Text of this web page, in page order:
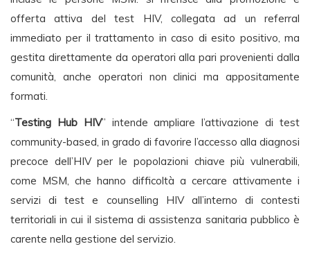
offerta attiva del test HIV, collegata ad un referral
immediato per il trattamento in caso di esito positivo, ma
gestita direttamente da operatori alla pari provenienti dalla
comunità, anche operatori non clinici ma appositamente
formati.
“Testing Hub HIV” intende ampliare l’attivazione di test
community-based, in grado di favorire l’accesso alla diagnosi
precoce dell’HIV per le popolazioni chiave più vulnerabili,
come MSM, che hanno difficoltà a cercare attivamente i
servizi di test e counselling HIV all’interno di contesti
territoriali in cui il sistema di assistenza sanitaria pubblico è
carente nella gestione del servizio.